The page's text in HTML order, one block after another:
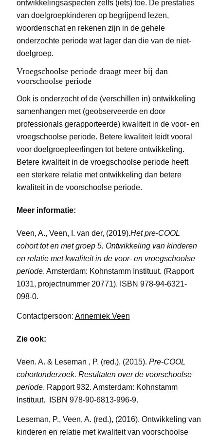
ontwikkelingsaspecten zelfs (iets) toe. De prestaties
van doelgroepkinderen op begrijpend lezen,
woordenschat en rekenen zijn in de gehele
onderzochte periode wat lager dan die van de niet-
doelgroep.
Vroegschoolse periode draagt meer bij dan
voorschoolse periode
Ook is onderzocht of de (verschillen in) ontwikkeling
samenhangen met (geobserveerde en door
professionals gerapporteerde) kwaliteit in de voor- en
vroegschoolse periode. Betere kwaliteit leidt vooral
voor doelgroepleerlingen tot betere ontwikkeling.
Betere kwaliteit in de vroegschoolse periode heeft
een sterkere relatie met ontwikkeling dan betere
kwaliteit in de voorschoolse periode.
Meer informatie:
Veen, A., Veen, I. van der, (2019).Het pre-COOL
cohort tot en met groep 5. Ontwikkeling van kinderen
en relatie met kwaliteit in de voor- en vroegschoolse
periode. Amsterdam: Kohnstamm Instituut. (Rapport
1031, projectnummer 20771). ISBN 978-94-6321-
098-0.
Contactpersoon: Annemiek Veen
Zie ook:
Veen. A. & Leseman , P. (red.), (2015). Pre-COOL
cohortonderzoek. Resultaten over de voorschoolse
periode. Rapport 932. Amsterdam: Kohnstamm
Instituut. ISBN 978-90-6813-996-9.
Leseman, P., Veen, A. (red.), (2016). Ontwikkeling van
kinderen en relatie met kwaliteit van voorschoolse